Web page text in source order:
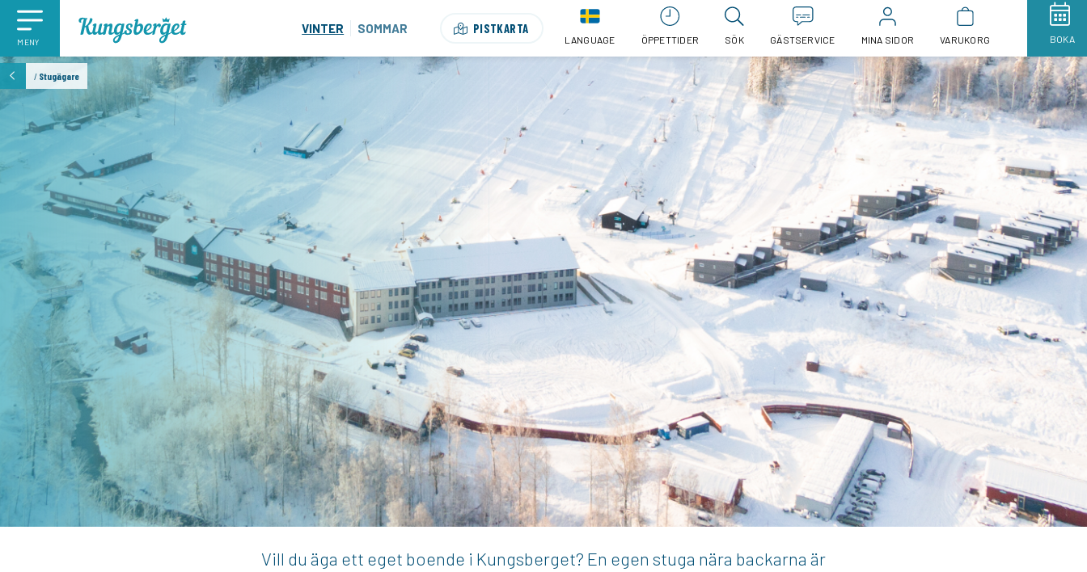
MENY
/ Stugägare
VINTER SOMMAR PISTKARTA
LANGUAGE ÖPPETTIDER SÖK GÄSTSERVICE MINA SIDOR VARUKORG BOKA
Vill du äga ett eget boende i Kungsberget? En egen stuga nära backarna är